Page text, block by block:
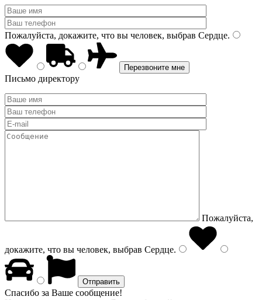
Пожалуйста, докажите, что вы человек, выбрав Сердце.
Письмо директору
Пожалуйста,
докажите, что вы человек, выбрав Сердце.
Спасибо за Ваше сообщение!